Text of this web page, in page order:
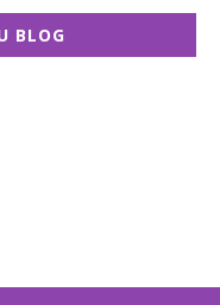
BLOG